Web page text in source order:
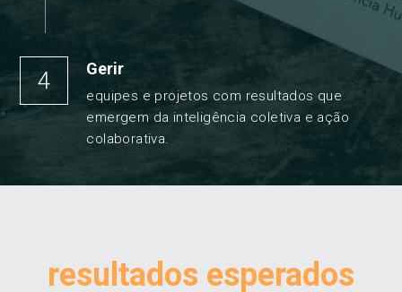
4 Gerir
equipes e projetos com resultados que
emergem da inteligência coletiva e ação
colaborativa.
resultados esperados